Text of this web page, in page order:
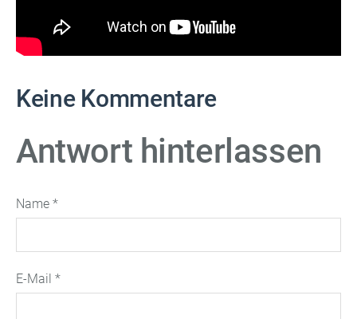
Keine Kommentare
Antwort hinterlassen
Name *
E-Mail *